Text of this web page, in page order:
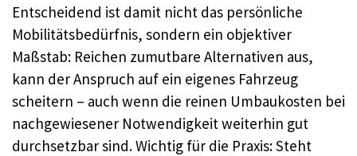
Entscheidend ist damit nicht das persönliche
Mobilitätsbedürfnis, sondern ein objektiver
Maßstab: Reichen zumutbare Alternativen aus,
kann der Anspruch auf ein eigenes Fahrzeug
scheitern – auch wenn die reinen Umbaukosten bei
nachgewiesener Notwendigkeit weiterhin gut
durchsetzbar sind. Wichtig für die Praxis: Steht